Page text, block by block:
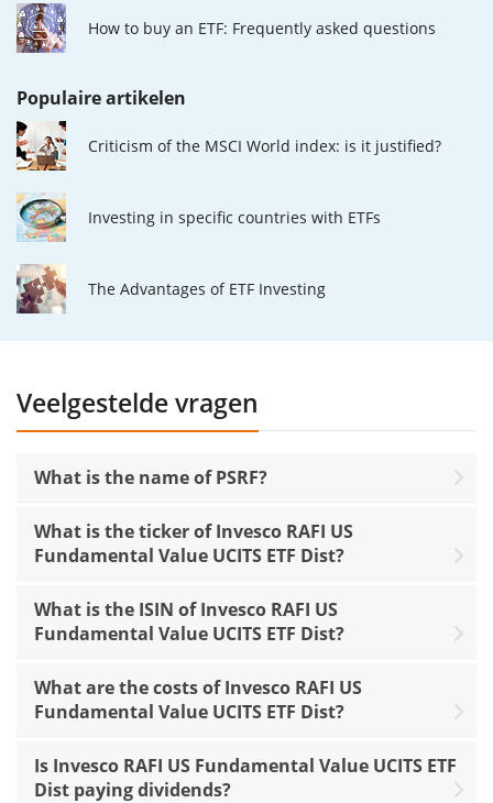
How to buy an ETF: Frequently asked questions
Populaire artikelen
Criticism of the MSCI World index: is it justified?
Investing in specific countries with ETFs
The Advantages of ETF Investing
Veelgestelde vragen
What is the name of PSRF?
What is the ticker of Invesco RAFI US
Fundamental Value UCITS ETF Dist?
What is the ISIN of Invesco RAFI US
Fundamental Value UCITS ETF Dist?
What are the costs of Invesco RAFI US
Fundamental Value UCITS ETF Dist?
Is Invesco RAFI US Fundamental Value UCITS ETF
Dist paying dividends?